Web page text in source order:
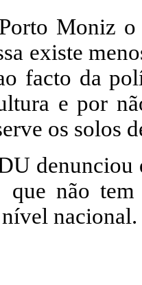
Moniz
existe
facto da
e por
os solos
não tem
nível